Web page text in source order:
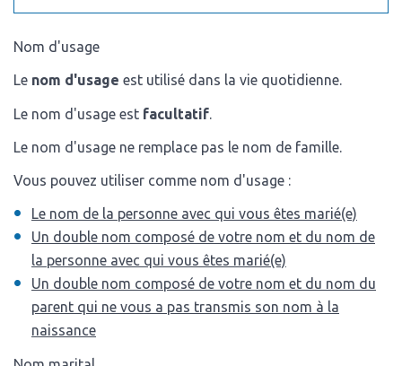
Nom d'usage
Le nom d'usage est utilisé dans la vie quotidienne.
Le nom d'usage est facultatif
Le nom d'usage ne remplace pas le nom de famille.
Vous pouvez utiliser comme nom d'usage :
Le nom de la personne avec qui vous êtes marié(e)
Un double nom composé de votre nom et du nom de
la personne avec qui vous êtes marié(e)
Un double nom composé de votre nom et du nom du
parent qui ne vous a pas transmis son nom à la
naissance